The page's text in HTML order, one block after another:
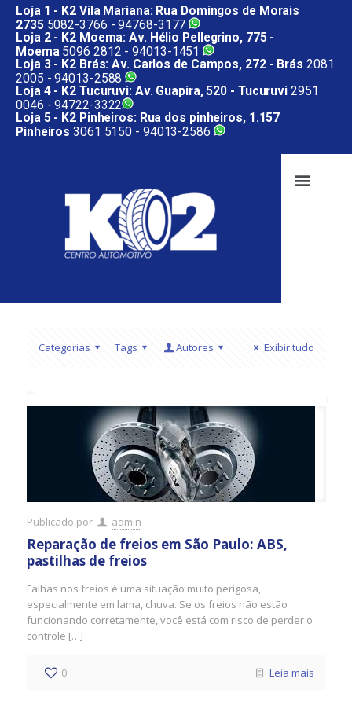
Loja 1 - K2 Vila Mariana: Rua Domingos de Morais
27355082-3766 -94768-3177
Loja 2 - K2 Moema: Av. Hélio Pellegrino, 775 -
Moema5096 2812 -94013-1451
Loja 3 - K2 Brás: Av. Carlos de Campos, 272 - Brás 2081
2005 -94013-2588
Loja 4 - K2 Tucuruvi: Av. Guapira, 520 - Tucuruvi 2951
0046 -94722-3322
Loja 5 - K2 Pinheiros: Rua dos pinheiros, 1.157
Pinheiros 3061 5150 - 94013-2586
Categorias Tags Autores Exibir tudo
Publicado por admin
Reparação de freios em São Paulo: ABS,
pastilhas de freios
Falhas nos freios é uma situação muito perigosa,
especialmente em lama, chuva. Se os freios não estão
funcionando corretamente, você está com risco de perder o
controle […]
0 Leia mais